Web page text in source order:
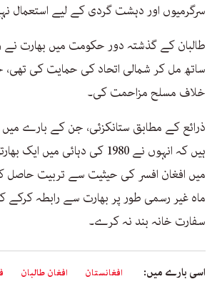
سرگرمیوں اور دہشت گردی کے لیے استعمال
طالبان کے گذشتہ دور حکومت میں بھارت نے
ساتھ مل کر شمالی اتحاد کی حمایت کی
خلاف مسلح مزاحمت کی۔
ذرائع کے مطابق ستانکزئی، جن کے بارے میں
ہیں کہ انہوں نے 1980 کی دہائی
میں افغان افسر کی حیثیت سے تربیت حاصل
ماہ غیر رسمی طور پر بھارت سے رابطہ کرکے
سفارت خانہ بند نہ کرے۔
اسی بارے میں: افغانستان افغان طالبان